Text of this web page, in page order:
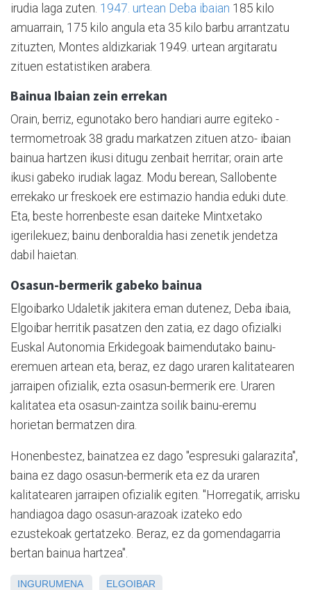
irudia laga zuten. 1947. urtean Deba ibaian 185 kilo
amuarrain, 175 kilo angula eta 35 kilo barbu arrantzatu
zituzten, Montes aldizkariak 1949. urtean argitaratu
zituen estatistiken arabera.
Bainua Ibaian zein errekan
Orain, berriz, egunotako bero handiari aurre egiteko -
termometroak 38 gradu markatzen zituen atzo- ibaian
bainua hartzen ikusi ditugu zenbait herritar; orain arte
ikusi gabeko irudiak lagaz. Modu berean, Sallobente
errekako ur freskoek ere estimazio handia eduki dute.
Eta, beste horrenbeste esan daiteke Mintxetako
igerilekuez; bainu denboraldia hasi zenetik jendetza
dabil haietan.
Osasun-bermerik gabeko bainua
Elgoibarko Udaletik jakitera eman dutenez, Deba ibaia,
Elgoibar herritik pasatzen den zatia, ez dago ofizialki
Euskal Autonomia Erkidegoak baimendutako bainu-
eremuen artean eta, beraz, ez dago uraren kalitatearen
jarraipen ofizialik, ezta osasun-bermerik ere. Uraren
kalitatea eta osasun-zaintza soilik bainu-eremu
horietan bermatzen dira.
Honenbestez, bainatzea ez dago "espresuki galarazita",
baina ez dago osasun-bermerik eta ez da uraren
kalitatearen jarraipen ofizialik egiten. "Horregatik, arrisku
handiagoa dago osasun-arazoak izateko edo
ezustekoak gertatzeko. Beraz, ez da gomendagarria
bertan bainua hartzea".
INGURUMENA ELGOIBAR